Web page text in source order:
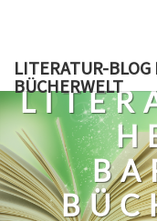
content
LITERATUR-
BÜCHERWELT